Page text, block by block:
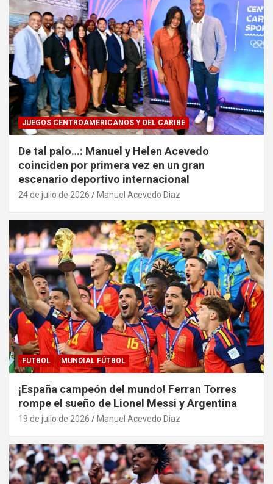
JUEGOS CENTROAMERICANOS Y DEL CARIBE
De tal palo…: Manuel y Helen Acevedo
coinciden por primera vez en un gran
escenario deportivo internacional
24 de julio de 2026 Manuel Acevedo Diaz
FUTBOL MUNDIAL FÚTBOL
¡España campeón del mundo! Ferran Torres
rompe el sueño de Lionel Messi y Argentina
19 de julio de 2026 Manuel Acevedo Diaz